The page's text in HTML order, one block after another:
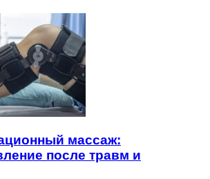
массаж:
после травм и